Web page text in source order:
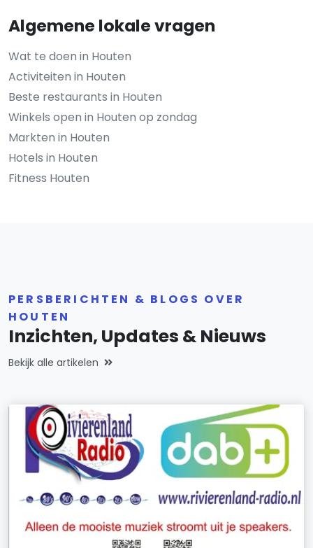
Algemene lokale vragen
Wat te doen in Houten
Activiteiten in Houten
Beste restaurants in Houten
Winkels open in Houten op zondag
Markten in Houten
Hotels in Houten
Fitness Houten
PERSBERICHTEN & BLOGS OVER
HOUTEN
Inzichten, Updates & Nieuws
Bekijk alle artikelen